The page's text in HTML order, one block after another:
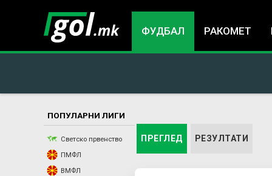
ФУДБАЛ РАКОМЕТ
You
are
PПРЕГЛЕД (ACTIVE TAB)
РЕЗУЛТАТИ
ПОПУЛАРНИ ЛИГИ
Светско првенство
ПМФЛ
ВМФЛ